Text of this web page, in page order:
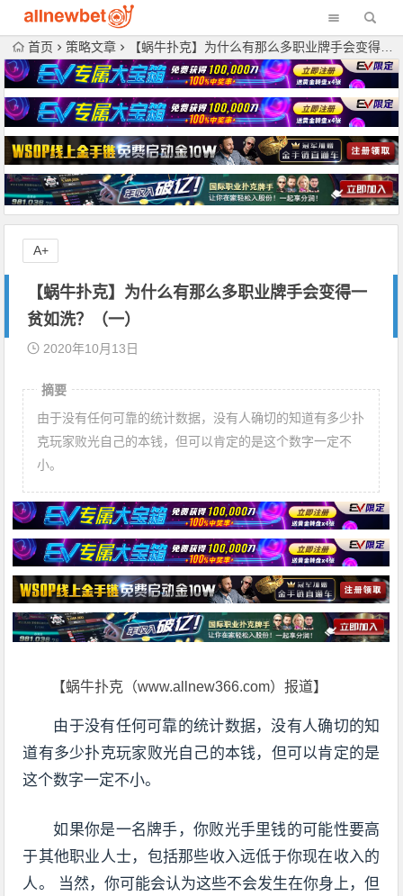
首页 策略文章 【蜗牛扑克】为什么有那么多职业牌手会变得一贫如洗？（一）
【蜗牛扑克】为什么有那么多职业牌手会变得一
贫如洗？（一）
2020年10月13日
摘要
由于没有任何可靠的统计数据，没有人确切的知道有多少扑
克玩家败光自己的本钱，但可以肯定的是这个数字一定不
小。
【蜗牛扑克（www.allnew366.com）报道】
由于没有任何可靠的统计数据，没有人确切的知
道有多少扑克玩家败光自己的本钱，但可以肯定的是
这个数字一定不小。
如果你是一名牌手，你败光手里钱的可能性要高
于其他职业人士，包括那些收入远低于你现在收入的
人。 当然，你可能会认为这些不会发生在你身上，但
A+